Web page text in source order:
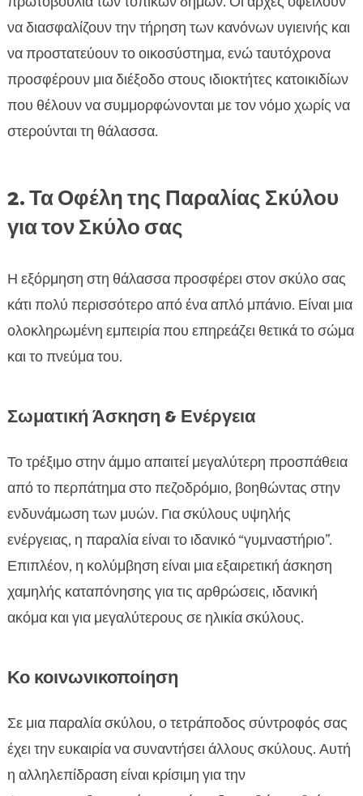
να διασφαλίζουν την τήρηση των κανόνων υγιεινής και
να προστατεύουν το οικοσύστημα, ενώ ταυτόχρονα
προσφέρουν μια διέξοδο στους ιδιοκτήτες κατοικιδίων
που θέλουν να συμμορφώνονται με τον νόμο χωρίς να
στερούνται τη θάλασσα.
2. Τα Οφέλη της Παραλίας Σκύλου
για τον Σκύλο σας
Η εξόρμηση στη θάλασσα προσφέρει στον σκύλο σας
κάτι πολύ περισσότερο από ένα απλό μπάνιο. Είναι μια
ολοκληρωμένη εμπειρία που επηρεάζει θετικά το σώμα
και το πνεύμα του.
Σωματική Άσκηση & Ενέργεια
Το τρέξιμο στην άμμο απαιτεί μεγαλύτερη προσπάθεια
από το περπάτημα στο πεζοδρόμιο, βοηθώντας στην
ενδυνάμωση των μυών. Για σκύλους υψηλής
ενέργειας, η παραλία είναι το ιδανικό “γυμναστήριο”.
Επιπλέον, η κολύμβηση είναι μια εξαιρετική άσκηση
χαμηλής καταπόνησης για τις αρθρώσεις, ιδανική
ακόμα και για μεγαλύτερους σε ηλικία σκύλους.
Κο κοινωνικοποίηση
Σε μια παραλία σκύλου, ο τετράποδος σύντροφός σας
έχει την ευκαιρία να συναντήσει άλλους σκύλους. Αυτή
η αλληλεπίδραση είναι κρίσιμη για την